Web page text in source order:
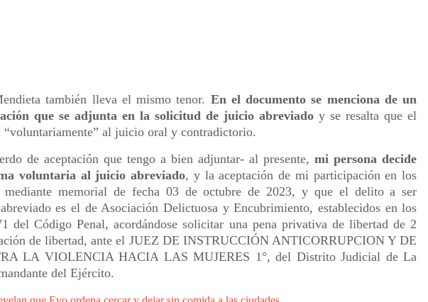
también lleva el mismo tenor. En el documento se menciona de un
que se adjunta en la solicitud de juicio abreviado y se resalta que el
“voluntariamente” al juicio oral y contradictorio.
de aceptación que tengo a bien adjuntar- al presente,mi persona decide
voluntaria al juicio abreviado, y la aceptación de mi participación en los
mediante memorial de fecha 03 de octubre de 2023, y que el delito a ser
es el de Asociación Delictuosa y Encubrimiento, establecidos en los
del Código Penal, acordándose solicitar una pena privativa de libertad de 2
de libertad, ante el JUEZ DE INSTRUCCIÓN ANTICORRUPCION Y DE
LA VIOLENCIA HACIA LAS MUJERES 1°, del Distrito Judicial de La
del Ejército.